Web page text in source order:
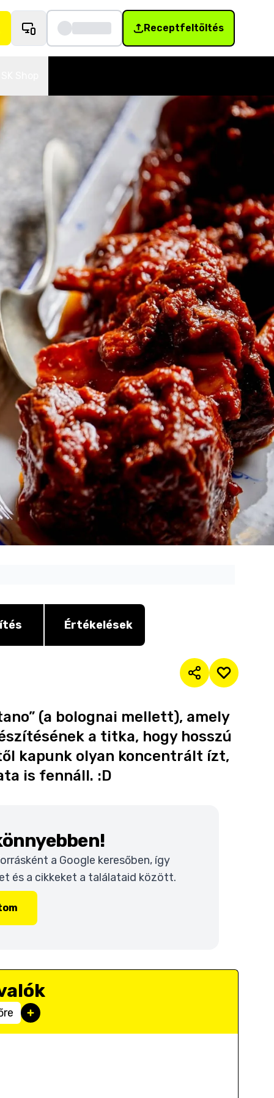
Receptfeltöltés
Értékelések
(a bolognai mellett), amely
a titka, hogy hosszú
kapunk olyan koncentrált ízt,
is fennáll. :D
a Google keresőben, így
és a cikkeket a találataid között.